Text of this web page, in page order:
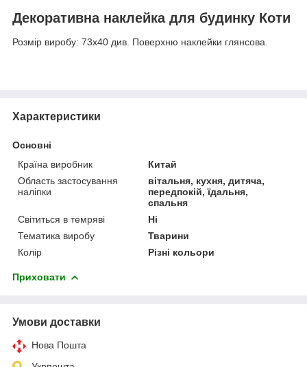
Декоративна наклейка для будинку Коти
Розмір виробу: 73х40 див. Поверхню наклейки глянсова.
Характеристики
Основні
Країна виробник
Китай
Область застосування
наліпки
вітальня, кухня, дитяча,
передпокій, їдальня,
спальня
Світиться в темряві
Ні
Тематика виробу
Тварини
Колір
Різні кольори
Приховати
Умови доставки
Нова Пошта